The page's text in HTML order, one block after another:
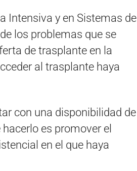
Intensiva y en Sistemas de
los problemas que se
de trasplante en la
al trasplante haya
con una disponibilidad de
es promover el
en el que haya